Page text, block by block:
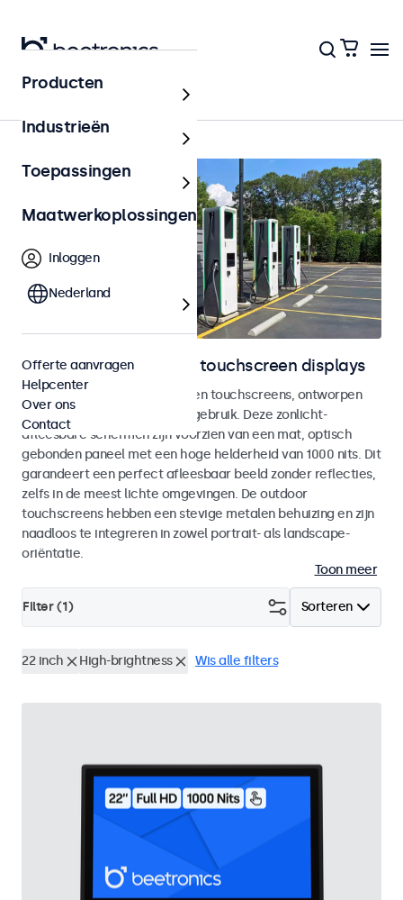
Outdoor
Outdoor monitoren en touchscreen displays
Weersbestendige monitoren en touchscreens, ontworpen
voor zowel binnen- als buitengebruik. Deze zonlicht-
afleesbare schermen zijn voorzien van een mat, optisch
gebonden paneel met een hoge helderheid van 1000 nits. Dit
garandeert een perfect afleesbaar beeld zonder reflecties,
zelfs in de meest lichte omgevingen. De outdoor
touchscreens hebben een stevige metalen behuizing en zijn
naadloos te integreren in zowel portrait- als landscape-
oriëntatie.
Toon meer
Sorteren
Filter (1)
22 inch High-brightness Wis alle filters
Producten
Industrieën
Toepassingen
Maatwerkoplossingen
Inloggen
Nederland
Offerte aanvragen
Helpcenter
Over ons
Contact